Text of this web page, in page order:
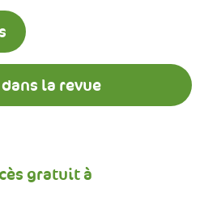
la revue
gratuit à